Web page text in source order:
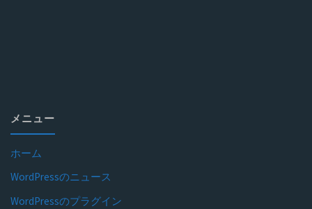
メニュー
ホーム
WordPressのニュース
WordPressのプラグイン